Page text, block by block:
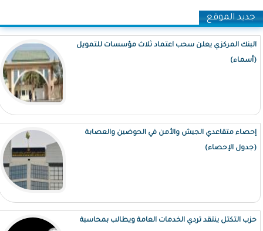
جديد الموقع
البنك المركزي يعلن سحب اعتماد ثلاث مؤسسات للتمويل
(أسماء)
إحصاء متقاعدي الجيش والأمن في الحوضين والعصابة
(جدول الإحصاء)
حزب التكتل ينتقد تردي الخدمات العامة ويطالب بمحاسبة